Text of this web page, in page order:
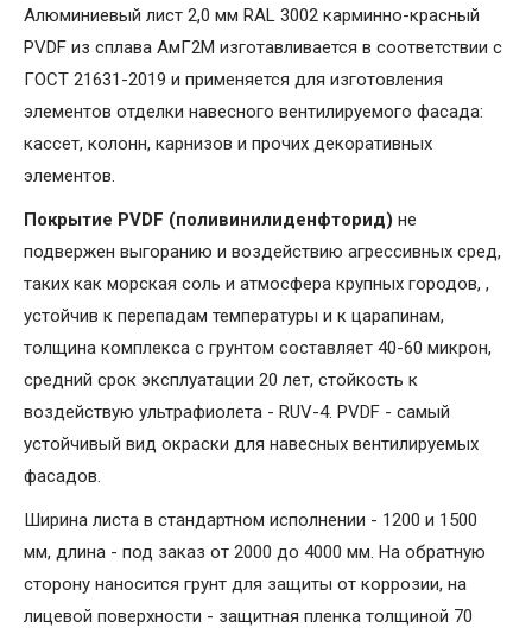
Алюминиевый лист 2,0 мм RAL 3002 карминно-красный
PVDF из сплава АмГ2М изготавливается в соответствии с
ГОСТ 21631-2019 и применяется для изготовления
элементов отделки навесного вентилируемого фасада:
кассет, колонн, карнизов и прочих декоративных
элементов.
Покрытие PVDF (поливинилиденфторид) не
подвержен выгоранию и воздействию агрессивных сред,
таких как морская соль и атмосфера крупных городов, ,
устойчив к перепадам температуры и к царапинам,
толщина комплекса с грунтом составляет 40-60 микрон,
средний срок эксплуатации 20 лет, стойкость к
воздействую ультрафиолета - RUV-4. PVDF - самый
устойчивый вид окраски для навесных вентилируемых
фасадов.
Ширина листа в стандартном исполнении - 1200 и 1500
мм, длина - под заказ от 2000 до 4000 мм. На обратную
сторону наносится грунт для защиты от коррозии, на
лицевой поверхности - защитная пленка толщиной 70